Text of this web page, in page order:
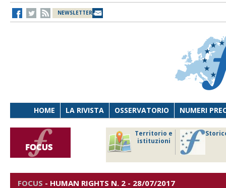
NEWSLETTER
HOME LA RIVISTA OSSERVATORIO NUMERI
Territorio e
istituzioni
FOCUS - HUMAN RIGHTS N. 2 - 28/07/2017